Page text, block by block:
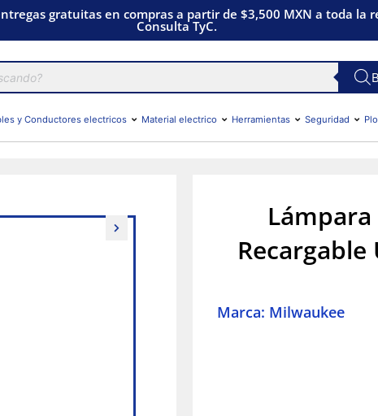
gratuitas en compras a partir de $3,500 MXN a toda la
Consulta TyC.
y Conductores electricos Material electrico Herramientas Seguridad
Recargable
Marca: Milwaukee